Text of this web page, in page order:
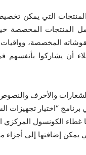
التي يمكن
المنتجات المخصصة
المخصصة، وواقيات
أن يشاركوا بأنفسهم
والأحرف والنصوص
“اختيار تجهيزات
الكونسول المركزي
إضافتها إلى أجزاء